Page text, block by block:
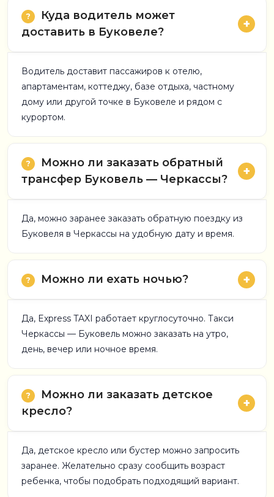
Куда водитель может
доставить в Буковеле?
Водитель доставит пассажиров к отелю,
апартаментам, коттеджу, базе отдыха, частному
дому или другой точке в Буковеле и рядом с
курортом.
Можно ли заказать обратный
трансфер Буковель — Черкассы?
Да, можно заранее заказать обратную поездку из
Буковеля в Черкассы на удобную дату и время.
Можно ли ехать ночью?
Да, Express TAXI работает круглосуточно. Такси
Черкассы — Буковель можно заказать на утро,
день, вечер или ночное время.
Можно ли заказать детское
кресло?
Да, детское кресло или бустер можно запросить
заранее. Желательно сразу сообщить возраст
ребенка, чтобы подобрать подходящий вариант.